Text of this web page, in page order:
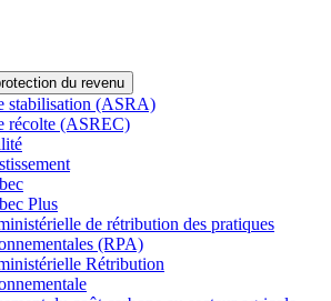
du revenu
stabilisation (ASRA)
récolte (ASREC)
Plus
de rétribution des pratiques
(RPA)
Rétribution